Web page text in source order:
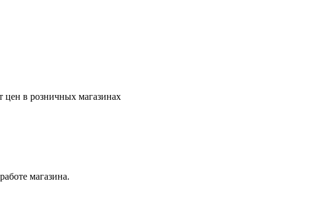
цен в розничных магазинах
магазина.